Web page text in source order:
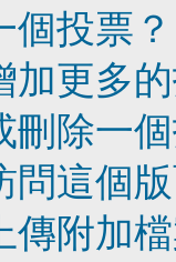
個投票？
加更多
刪除一
問這個
傳附加